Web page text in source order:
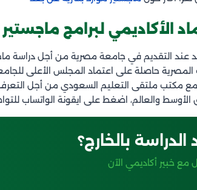
الأكاديمي لبرامج
عند التقديم في جامعة مصرية من أجل دراسة
المصرية حاصلة على اعتماد المجلس الأعلى
مع مكتب ملتقى التعليم السعودي من أجل
والعالم، اضغط على ايقونة الواتساب
الدراسة بالخارج؟
مع خبير أكاديمي الآن